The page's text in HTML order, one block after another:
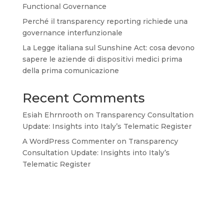
Functional Governance
Perché il transparency reporting richiede una
governance interfunzionale
La Legge italiana sul Sunshine Act: cosa devono
sapere le aziende di dispositivi medici prima
della prima comunicazione
Recent Comments
Esiah Ehrnrooth on Transparency Consultation
Update: Insights into Italy’s Telematic Register
A WordPress Commenteron Transparency
Consultation Update: Insights into Italy’s
Telematic Register